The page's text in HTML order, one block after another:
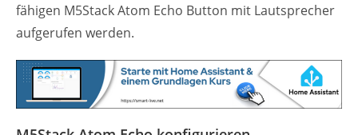
fähigen M5Stack Atom Echo Button mit Lautsprecher
aufgerufen werden.